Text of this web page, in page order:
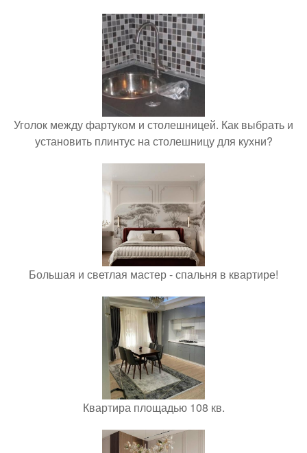
Уголок между фартуком и столешницей. Как выбрать и
установить плинтус на столешницу для кухни?
Большая и светлая мастер - спальня в квартире!
Квартира площадью 108 кв.